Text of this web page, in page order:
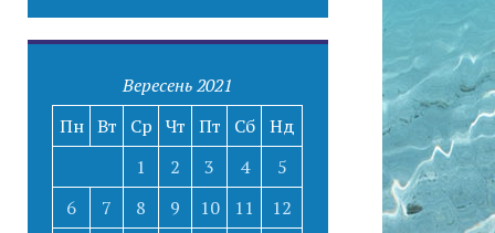
Вересень 2021
Пн Вт Ср Чт Пт Сб Нд
1
2 3 4
5
6
7 8 9 10 11
12